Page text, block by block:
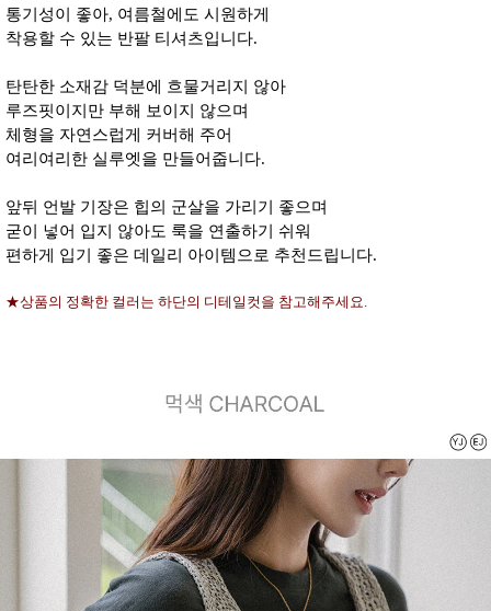
통기성이 좋아, 여름철에도 시원하게
착용할 수 있는 반팔 티셔츠입니다.
탄탄한 소재감 덕분에 흐물거리지 않아
루즈핏이지만 부해 보이지 않으며
체형을 자연스럽게 커버해 주어
여리여리한 실루엣을 만들어줍니다.
앞뒤 언발 기장은 힙의 군살을 가리기 좋으며
굳이 넣어 입지 않아도 룩을 연출하기 쉬워
편하게 입기 좋은 데일리 아이템으로 추천드립니다.
★상품의 정확한 컬러는 하단의 디테일컷을 참고해주세요.